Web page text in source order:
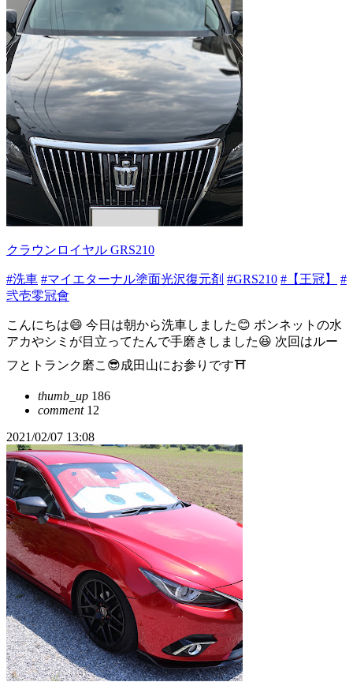
クラウンロイヤル GRS210
#洗車 #マイエターナル塗面光沢復元剤 #GRS210 #【王冠】
#
弐壱零冠會
こんにちは😄 今日は朝から洗車しました😊 ボンネットの水
アカやシミが目立ってたんで手磨きしました😆 次回はルー
フとトランク磨こ😎成田山にお参りです⛩
thumb_up 186
comment12
2021/02/07 13:08